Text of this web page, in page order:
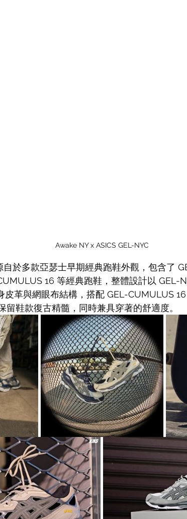
Awake NY x ASICS GEL-NYC
自於多款亞瑟士早期經典跑鞋外觀，包含了
16 等經典跑鞋，整體設計以 GEL-
皮革與網眼布結構，搭配 GEL-CUMULUS
留鞋款復古精髓，同時兼具穿著的舒適度。